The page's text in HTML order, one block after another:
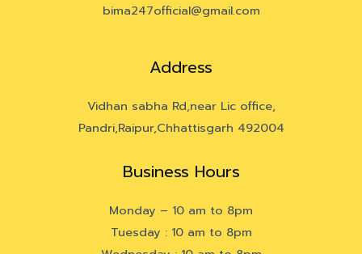
bima247official@gmail.com
Address
Vidhan sabha Rd,near Lic office,
Pandri,Raipur,Chhattisgarh 492004
Business Hours
Monday – 10 am to 8pm
Tuesday : 10 am to 8pm